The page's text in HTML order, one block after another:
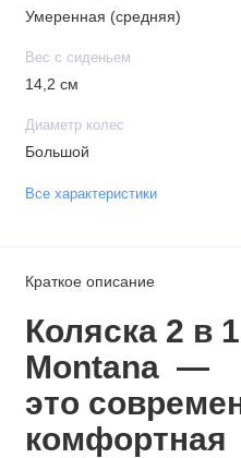
Умеренная (средняя)
Вес с сиденьем
14,2 см
Диаметр колес
Большой
Все характеристики
Краткое описание
Коляска 2 в
Montana —
это
комфортная